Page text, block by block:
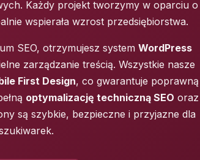
Każdy projekt tworzymy w oparciu o
wspierała wzrost przedsiębiorstwa.
SEO, otrzymujesz system WordPress
zarządzanie treścią. Wszystkie nasze
First Design, co gwarantuje poprawną
optymalizację techniczną SEO oraz
są szybkie, bezpieczne i przyjazne dla